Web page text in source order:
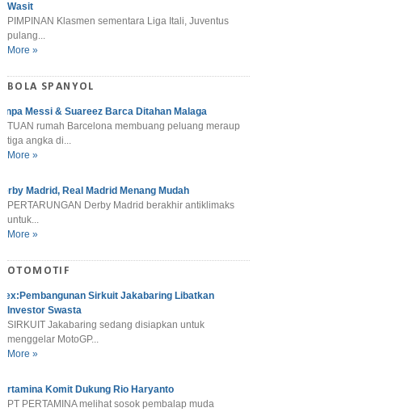
Wasit
PIMPINAN Klasmen sementara Liga Itali, Juventus
pulang...
More »
BOLA SPANYOL
Tanpa Messi & Suareez Barca Ditahan Malaga
TUAN rumah Barcelona membuang peluang meraup
tiga angka di...
More »
Derby Madrid, Real Madrid Menang Mudah
PERTARUNGAN Derby Madrid berakhir antiklimaks
untuk...
More »
OTOMOTIF
Alex:Pembangunan Sirkuit Jakabaring Libatkan
Investor Swasta
SIRKUIT Jakabaring sedang disiapkan untuk
menggelar MotoGP...
More »
Pertamina Komit Dukung Rio Haryanto
PT PERTAMINA melihat sosok pembalap muda